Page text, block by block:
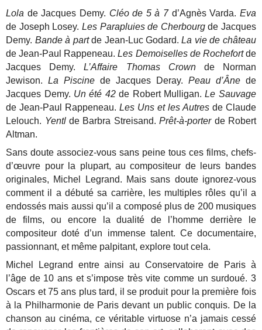
Lola de Jacques Demy. Cléo de 5 à 7d’Agnès Varda. Eva
de Joseph Losey. Les Parapluies de Cherbourgde Jacques
Demy. Bande à partde Jean-Luc Godard.La vie de château
de Jean-Paul Rappeneau.Les Demoiselles de Rochefortde
Jacques Demy.L’Affaire Thomas Crown de Norman
Jewison.La Piscine de Jacques Deray. Peau d’Ânede
Jacques Demy. Un été 42de Robert Mulligan.Le Sauvage
de Jean-Paul Rappeneau.Les Uns et les Autresde Claude
Lelouch. Yentl de Barbra Streisand.Prêt-à-porterde Robert
Altman.
Sans doute associez-vous sans peine tous ces films, chefs-
d’œuvre pour la plupart, au compositeur de leurs bandes
originales, Michel Legrand. Mais sans doute ignorez-vous
comment il a débuté sa carrière, les multiples rôles qu’il a
endossés mais aussi qu’il a composé plus de 200 musiques
de films, ou encore la dualité de l’homme derrière le
compositeur doté d’un immense talent. Ce documentaire,
passionnant, et même palpitant, explore tout cela.
Michel Legrand entre ainsi au Conservatoire de Paris à
l’âge de 10 ans et s’impose très vite comme un surdoué. 3
Oscars et 75 ans plus tard, il se produit pour la première fois
à la Philharmonie de Paris devant un public conquis. De la
chanson au cinéma, ce véritable virtuose n’a jamais cessé